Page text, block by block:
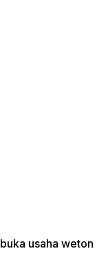
usaha weton